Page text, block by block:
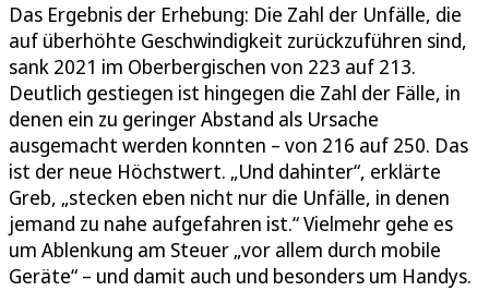
Das Ergebnis der Erhebung: Die Zahl der Unfälle, die
auf überhöhte Geschwindigkeit zurückzuführen sind,
sank 2021 im Oberbergischen von 223 auf 213.
Deutlich gestiegen ist hingegen die Zahl der Fälle, in
denen ein zu geringer Abstand als Ursache
ausgemacht werden konnten – von 216 auf 250. Das
ist der neue Höchstwert. „Und dahinter“, erklärte
Greb, „stecken eben nicht nur die Unfälle, in denen
jemand zu nahe aufgefahren ist.“ Vielmehr gehe es
um Ablenkung am Steuer „vor allem durch mobile
Geräte“ – und damit auch und besonders um Handys.